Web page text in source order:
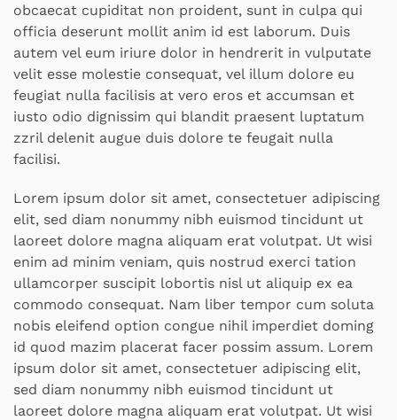
obcaecat cupiditat non proident, sunt in culpa qui
officia deserunt mollit anim id est laborum. Duis
autem vel eum iriure dolor in hendrerit in vulputate
velit esse molestie consequat, vel illum dolore eu
feugiat nulla facilisis at vero eros et accumsan et
iusto odio dignissim qui blandit praesent luptatum
zzril delenit augue duis dolore te feugait nulla
facilisi.
Lorem ipsum dolor sit amet, consectetuer adipiscing
elit, sed diam nonummy nibh euismod tincidunt ut
laoreet dolore magna aliquam erat volutpat. Ut wisi
enim ad minim veniam, quis nostrud exerci tation
ullamcorper suscipit lobortis nisl ut aliquip ex ea
commodo consequat. Nam liber tempor cum soluta
nobis eleifend option congue nihil imperdiet doming
id quod mazim placerat facer possim assum. Lorem
ipsum dolor sit amet, consectetuer adipiscing elit,
sed diam nonummy nibh euismod tincidunt ut
laoreet dolore magna aliquam erat volutpat. Ut wisi